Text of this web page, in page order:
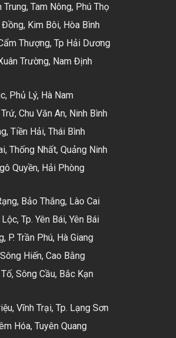
Trung, Tam Nông, Phú Thọ
Kim Bôi, Hòa Bình
Thượng, Tp Hải Dương
Trường, Nam Định
Phủ Lý, Hà Nam
Chu Văn An, Ninh Bình
Tiền Hải, Thái Bình
Thống Nhất, Quảng Ninh
Quyền, Hải Phòng
Bảo Thắng, Lào Cai
Tp. Yên Bái, Yên Bái
P. Trần Phú, Hà Giang
Hiến, Cao Bằng
Sông Cầu, Bắc Kạn
Vĩnh Trại, Tp. Lạng Sơn
Hóa, Tuyên Quang